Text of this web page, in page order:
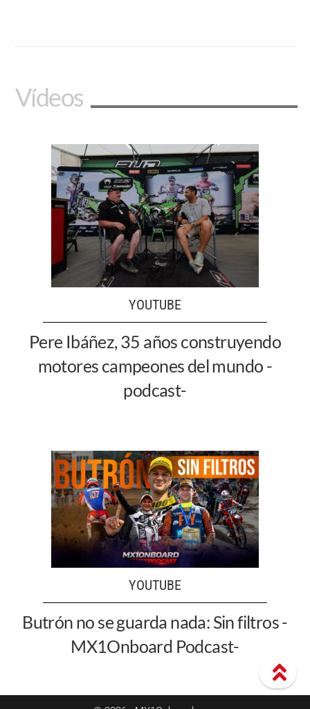
Vídeos
YOUTUBE
Pere Ibáñez, 35 años construyendo
motores campeones del mundo -
podcast-
YOUTUBE
Butrón no se guarda nada: Sin filtros -
MX1Onboard Podcast-